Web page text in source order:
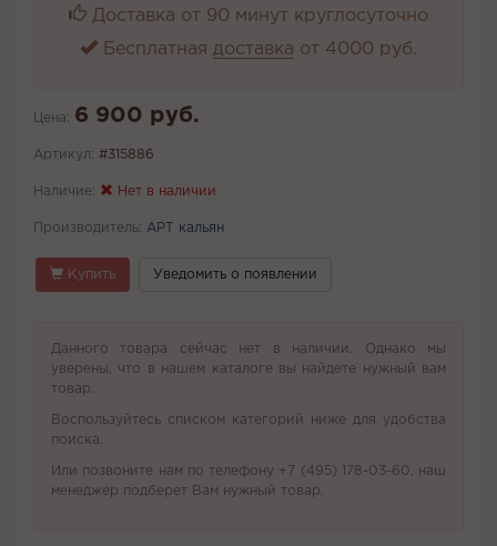
Доставка от 90 минут круглосуточно
Бесплатная доставка от 4000 руб.
Цена: 6 900 руб.
Артикул: #315886
Наличие: Нет в наличии
Производитель: АРТ кальян
Купить Уведомить о появлении
Данного товара сейчас нет в наличии. Однако мы
уверены, что в нашем каталоге вы найдете нужный вам
товар.
Воспользуйтесь списком категорий ниже для удобства
поиска.
Или позвоните нам по телефону +7 (495) 178-03-60, наш
менеджер подберет Вам нужный товар.